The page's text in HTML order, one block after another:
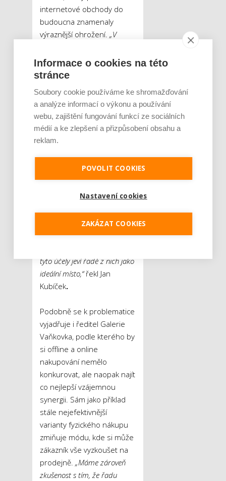
internetové obchody do
budoucna znamenaly
výraznější ohrožení. „V
docházelo k mylným
předpovědím, že e-shopy
trhu, což by mohlo pro řadu
center znamenat existenční
nepříjemnosti. Podle analýz v
USA i dle našich vlastních dat
korekci. Stejně tak jako
kamenné obchody ke svému
potřebují e-shopy,
i obchodníci přes internet pro
svůj růst potřebují fyzickou
přítomnost prodejny.
tyto účely jeví řadě z nich jako
ideální místo,“řekl Jan
Kubíček.
Podobně se k problematice
vyjadřuje i ředitel Galerie
Vaňkovka, podle kterého by
si offline a online
nakupování nemělo
konkurovat, ale naopak najít
co nejlepší vzájemnou
synergii. Sám jako příklad
stále nejefektivnější
varianty fyzického nákupu
zmiňuje módu, kde si může
zákazník vše vyzkoušet na
prodejně. „Máme zároveň
zkušenost s tím, že řadu
Informace o cookies na této
stránce
Soubory cookie používáme ke shromažďování
a analýze informací o výkonu a používání
webu, zajištění fungování funkcí ze sociálních
médií a ke zlepšení a přizpůsobení obsahu a
reklam.
POVOLIT COOKIES
Nastavení cookies
ZAKÁZAT COOKIES